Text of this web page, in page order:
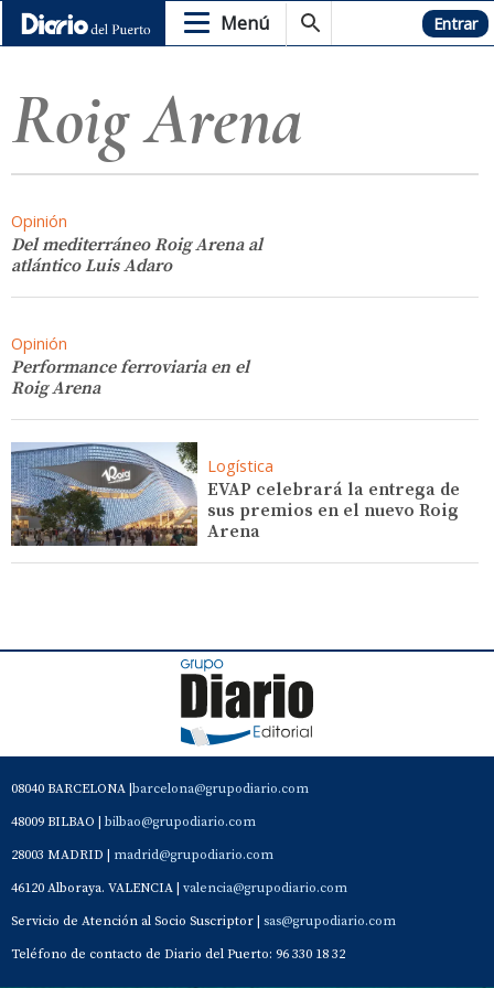
Menú Hemeroteca Entrar
Roig Arena
Opinión
Del mediterráneo Roig Arena al
atlántico Luis Adaro
Opinión
Performance ferroviaria en el
Roig Arena
Logística
EVAP celebrará la entrega de
sus premios en el nuevo Roig
Arena
08040 BARCELONA | barcelona@grupodiario.com
48009 BILBAO | bilbao@grupodiario.com
28003 MADRID | madrid@grupodiario.com
46120 Alboraya. VALENCIA | valencia@grupodiario.com
Servicio de Atención al Socio Suscriptor | sas@grupodiario.com
Teléfono de contacto de Diario del Puerto: 96 330 18 32